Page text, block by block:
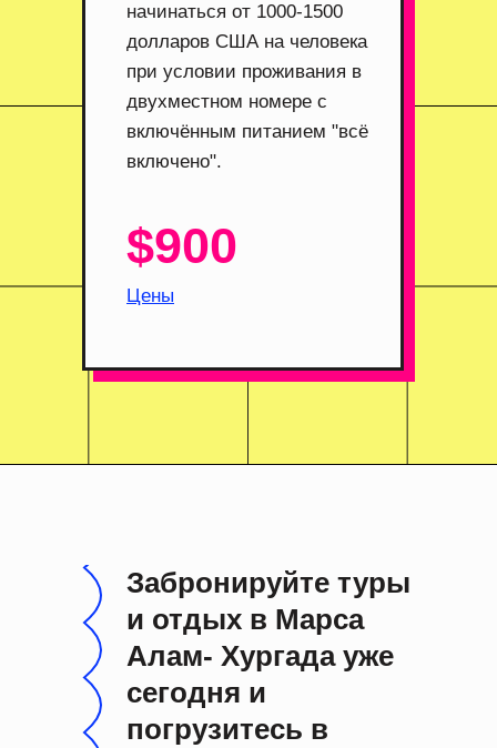
начинаться от 1000-1500
долларов США на человека
при условии проживания в
двухместном номере с
включённым питанием "всё
включено".
$900
Цены
Забронируйте туры
и отдых в Марса
Алам- Хургада уже
сегодня и
погрузитесь в